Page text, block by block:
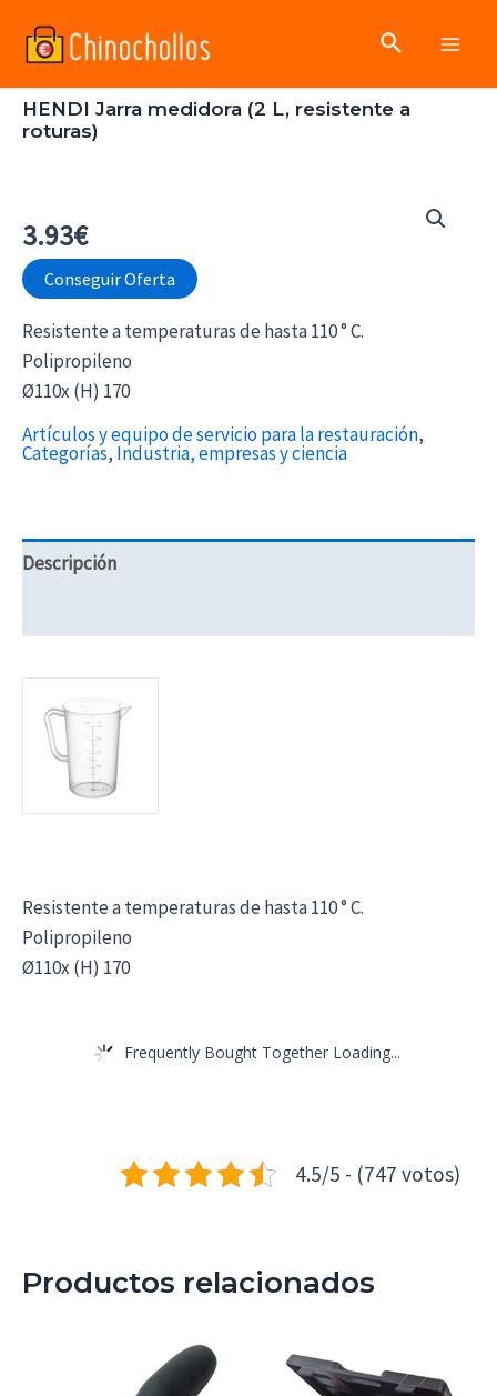
Buscar
HENDI Jarra medidora (2 L, resistente a
roturas)
3.93€
Conseguir Oferta
Resistente a temperaturas de hasta 110 ° C.
Polipropileno
Ø110x (H) 170
Artículos y equipo de servicio para la restauración,
Categorías, Industria, empresas y ciencia
Descripción
Resistente a temperaturas de hasta 110 ° C.
Polipropileno
Ø110x (H) 170
Frequently Bought Together Loading...
4.5/5 - (747 votos)
Productos relacionados